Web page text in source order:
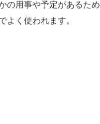
の用事や予定があるため
よく使われます。